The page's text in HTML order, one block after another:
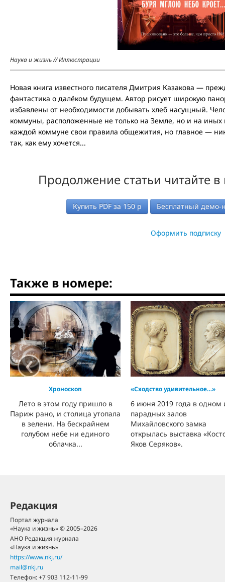
Наука и жизнь // Иллюстрации
Новая книга известного писателя Дмитрия Казакова —
фантастика о далёком будущем. Автор рисует широкую
избавлены от необходимости добывать хлеб насущный.
коммуны, расположенные не только на Земле, но и на иных
каждой коммуне свои правила общежития, но главное —
так, как ему хочется...
Продолжение статьи читайте
Купить PDF за 150 р Бесплатный
Оформить подписку
Также в номере:
Хроноскоп
Лето в этом году пришло в
Париж рано, и столица утопала
в зелени. На бескрайнем
голубом небе ни единого
облачка...
«Сходство удивительное…»
6 июня 2019 года в одном
парадных залов
Михайловского замка
открылась выставка
Яков Серяков».
‹
Редакция
Портал журнала
«Наука и жизнь» © 2005–2026
АНО Редакция журнала
«Наука и жизнь»
https://www.nkj.ru/
mail@nkj.ru
Телефон:+7 903 112-11-99